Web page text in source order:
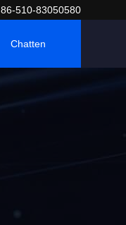
86-510-83050580
Chatten